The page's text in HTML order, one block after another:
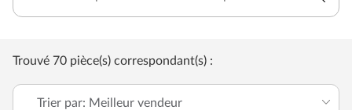
Trouvé 70 pièce(s) correspondant(s) :
Trier par: Meilleur vendeur